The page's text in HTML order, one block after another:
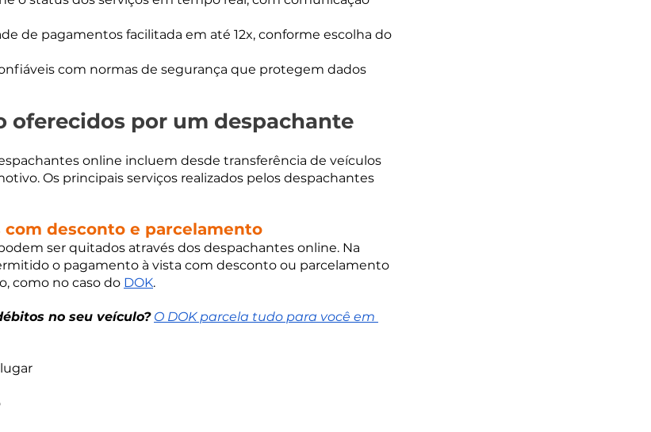
de pagamentos facilitada em até 12x, conforme escolha do
com normas de segurança que protegem dados
oferecidos por um despachante
online incluem desde transferência de veículos
Os principais serviços realizados pelos despachantes
desconto e parcelamento
ser quitados através dos despachantes online. Na
o pagamento à vista com desconto ou parcelamento
como no caso do DOK.
no seu veículo? O DOK parcela tudo para você em